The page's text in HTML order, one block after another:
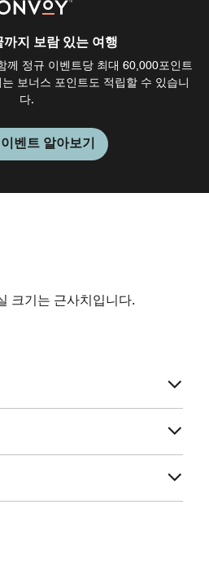
까지 보람 있는 여행
께 정규 이벤트당 최대 60,000포인트
보너스 포인트도 적립할 수 있습니
다.
벤트 알아보기
크기는 근사치입니다.